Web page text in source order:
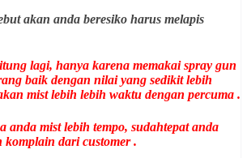
akan anda beresiko harus melapis
lagi, hanya karena memakai spray gun
baik dengan nilai yang sedikit lebih
mist lebih lebih waktu dengan percuma .
anda mist lebih tempo, sudahtepat anda
komplain dari customer .